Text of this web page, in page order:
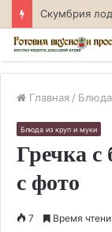
Главная /
Блюда из круп и муки
Гречка
с фото
7 Время